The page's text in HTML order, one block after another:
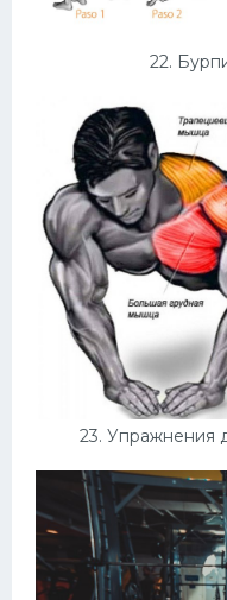
22.
23. Упражнения